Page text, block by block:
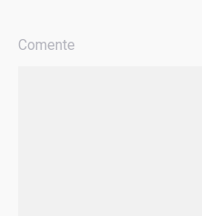
Comente